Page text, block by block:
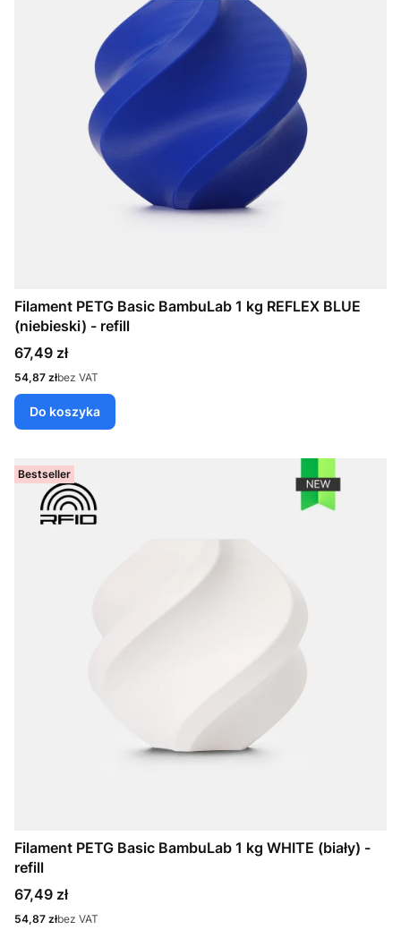
Filament PETG Basic BambuLab 1 kg REFLEX BLUE
(niebieski) - refill
Cena
67,49 zł
Cena
54,87 złbez VAT
Do koszyka
Bestseller
Filament PETG Basic BambuLab 1 kg WHITE (biały) -
refill
Cena
67,49 zł
Cena
54,87 złbez VAT